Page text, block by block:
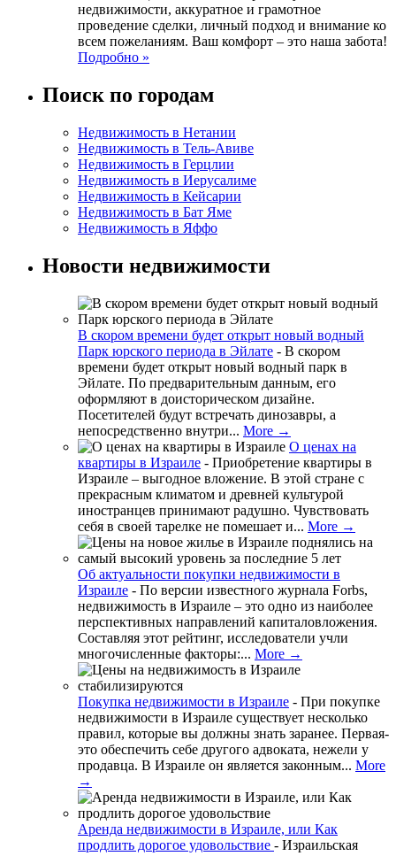
недвижимости, аккуратное и грамотное
проведение сделки, личный подход и внимание ко
всем пожеланиям. Ваш комфорт – это наша забота!
Подробно »
Поиск по городам
Недвижимость в Нетании
Недвижимость в Тель-Авиве
Недвижимость в Герцлии
Недвижимость в Иерусалиме
Недвижимость в Кейсарии
Недвижимость в Бат Яме
Недвижимость в Яффо
Новости недвижимости
В скором времени будет открыт новый водный
Парк юрского периода в Эйлате - В скором
времени будет открыт новый водный парк в
Эйлате. По предварительным данным, его
оформляют в доисторическом дизайне.
Посетителей будут встречать динозавры, а
непосредственно внутри... More →
О ценах на
квартиры в Израиле - Приобретение квартиры в
Израиле – выгодное вложение. В этой стране с
прекрасным климатом и древней культурой
иностранцев принимают радушно. Чувствовать
себя в своей тарелке не помешает и... More →
Об актуальности покупки недвижимости в
Израиле - По версии известного журнала Forbs,
недвижимость в Израиле – это одно из наиболее
перспективных направлений капиталовложения.
Составляя этот рейтинг, исследователи учли
многочисленные факторы:... More →
Покупка недвижимости в Израиле - При покупке
недвижимости в Израиле существует несколько
правил, которые вы должны знать заранее. Первая-
это обеспечить себе другого адвоката, нежели у
продавца. В Израиле он является законным... More
→
Аренда недвижимости в Израиле, или Как
продлить дорогое удовольствие - Израильская